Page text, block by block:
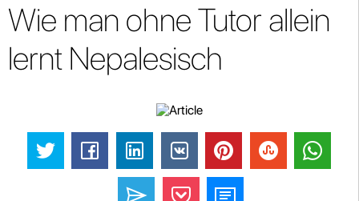
Wie man ohne Tutor allein
lernt Nepalesisch